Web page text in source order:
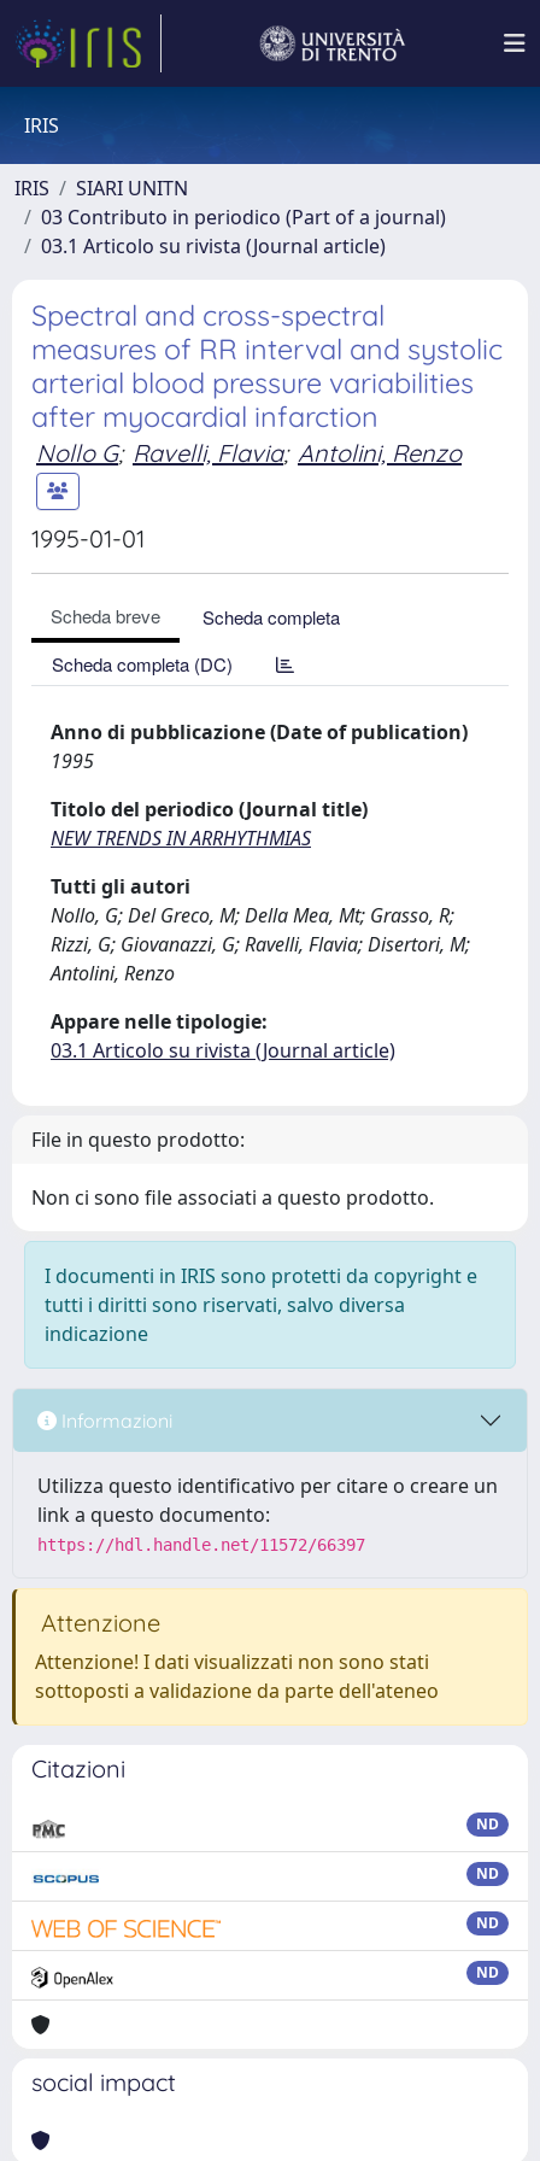
IRIS
IRIS
SIARI UNITN
03 Contributo in periodico (Part of a journal)
03.1 Articolo su rivista (Journal article)
Spectral and cross-spectral
measures of RR interval and systolic
arterial blood pressure variabilities
after myocardial infarction
Nollo G; Ravelli, Flavia; Antolini, Renzo
1995-01-01
Scheda breve
Scheda completa
Scheda completa (DC)
Anno di pubblicazione (Date of publication)
1995
Titolo del periodico (Journal title)
NEW TRENDS IN ARRHYTHMIAS
Tutti gli autori
Nollo, G; Del Greco, M; Della Mea, Mt; Grasso, R;
Rizzi, G; Giovanazzi, G; Ravelli, Flavia; Disertori, M;
Antolini, Renzo
Appare nelle tipologie:
03.1 Articolo su rivista (Journal article)
File in questo prodotto:
Non ci sono file associati a questo prodotto.
I documenti in IRIS sono protetti da copyright e
tutti i diritti sono riservati, salvo diversa
indicazione
Informazioni
Utilizza questo identificativo per citare o creare un
link a questo documento:
https://hdl.handle.net/11572/66397
Attenzione
Attenzione! I dati visualizzati non sono stati
sottoposti a validazione da parte dell'ateneo
Citazioni
ND
ND
ND
ND
social impact